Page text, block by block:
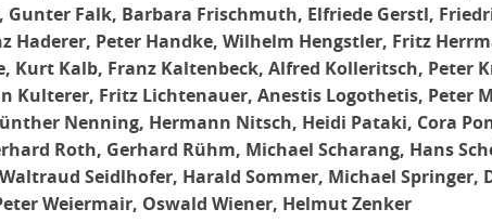
Gunter Falk, Barbara Frischmuth, Elfriede Gerstl,
Haderer, Peter Handke, Wilhelm Hengstler, Fritz
Kurt Kalb, Franz Kaltenbeck, Alfred Kolleritsch, Peter
Kulterer, Fritz Lichtenauer, Anestis Logothetis, Peter
Nenning, Hermann Nitsch, Heidi Pataki, Cora
Roth, Gerhard Rühm, Michael Scharang, Hans
Seidlhofer, Harald Sommer, Michael Springer,
Weiermair, Oswald Wiener, Helmut Zenker